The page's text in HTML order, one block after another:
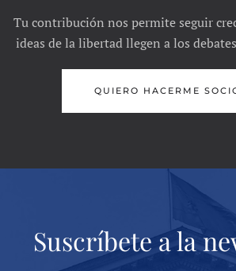
Tu contribución nos permite seguir
ideas de la libertad llegen a los
QUIERO HACERME
Suscríbete a la